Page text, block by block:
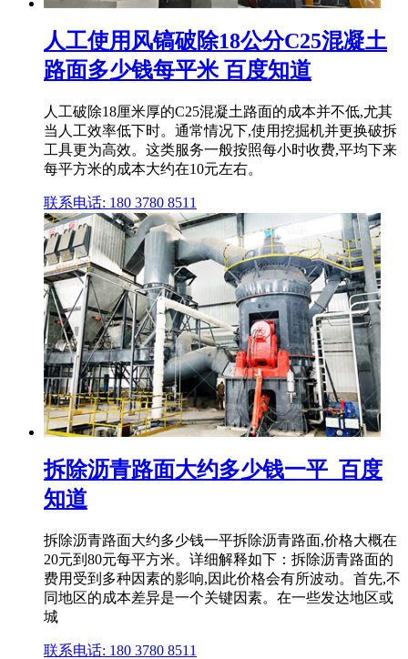
人工使用风镐破除18公分C25混凝土
路面多少钱每平米 百度知道
人工破除18厘米厚的C25混凝土路面的成本并不低,尤其
当人工效率低下时。通常情况下,使用挖掘机并更换破拆
工具更为高效。这类服务一般按照每小时收费,平均下来
每平方米的成本大约在10元左右。
联系电话: 180 3780 8511
拆除沥青路面大约多少钱一平_百度
知道
拆除沥青路面大约多少钱一平拆除沥青路面,价格大概在
20元到80元每平方米。详细解释如下：拆除沥青路面的
费用受到多种因素的影响,因此价格会有所波动。首先,不
同地区的成本差异是一个关键因素。在一些发达地区或
城
联系电话: 180 3780 8511